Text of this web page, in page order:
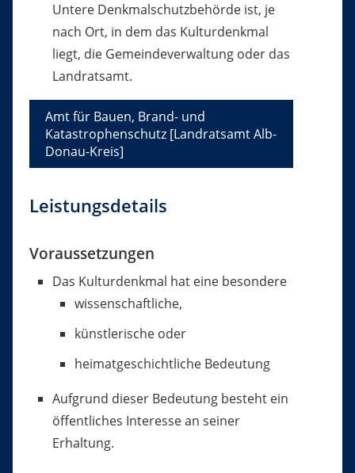
Untere Denkmalschutzbehörde ist, je
nach Ort, in dem das Kulturdenkmal
liegt, die Gemeindeverwaltung oder das
Landratsamt.
Amt für Bauen, Brand- und
Katastrophenschutz [Landratsamt Alb-
Donau-Kreis]
Leistungsdetails
Voraussetzungen
Das Kulturdenkmal hat eine besondere
wissenschaftliche,
künstlerische oder
heimatgeschichtliche Bedeutung
Aufgrund dieser Bedeutung besteht ein
öffentliches Interesse an seiner
Erhaltung.